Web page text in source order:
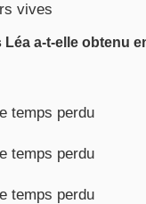
vives
a-t-elle obtenu
temps perdu
temps perdu
temps perdu